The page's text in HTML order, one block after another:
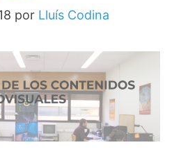
por Lluís Codina